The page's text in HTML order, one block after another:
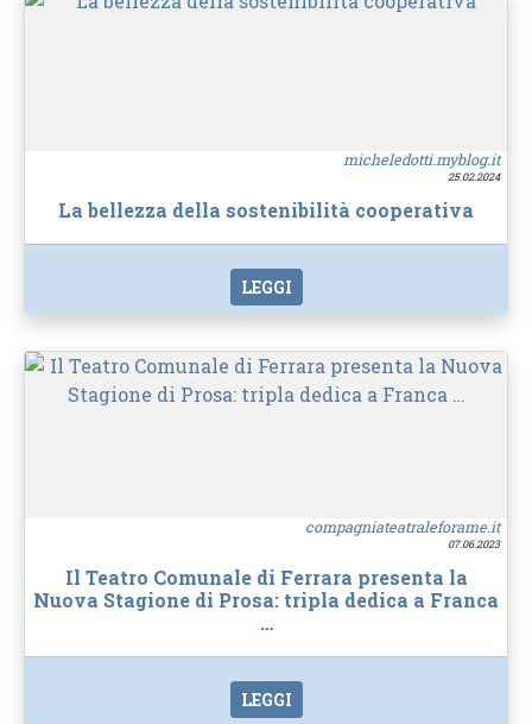
micheledotti.myblog.it
25.02.2024
La bellezza della sostenibilità cooperativa
LEGGI
compagniateatraleforame.it
07.06.2023
Il Teatro Comunale di Ferrara presenta la
Nuova Stagione di Prosa: tripla dedica a Franca
…
LEGGI